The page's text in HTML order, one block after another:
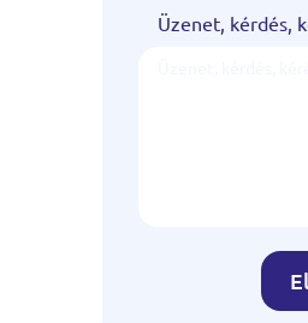
Üzenet, kérdés,